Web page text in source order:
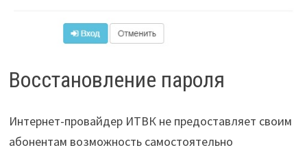
Восстановление пароля
Интернет-провайдер ИТВК не предоставляет своим
абонентам возможность самостоятельно